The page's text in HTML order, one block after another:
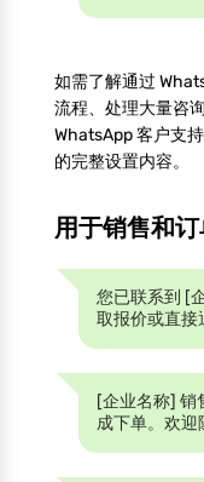
如需了解通过
流程、处理大量咨
WhatsApp 客户支
的完整设置内容。
用于销售和
您已联系到 [
取报价或直接
[企业名称] 销
成下单。欢迎